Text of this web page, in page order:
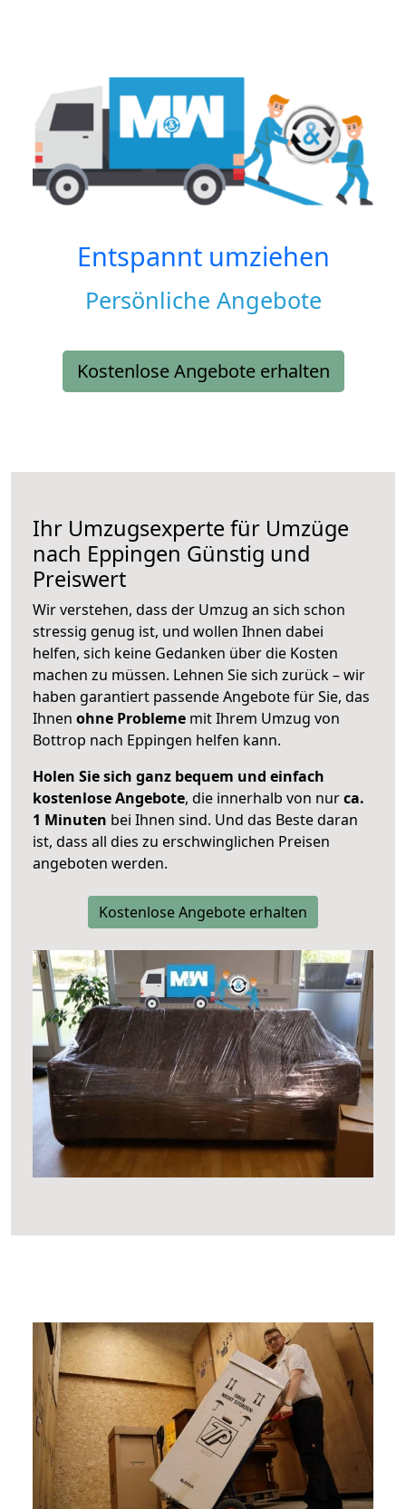
Entspannt umziehen
Persönliche Angebote
Kostenlose Angebote erhalten
Ihr Umzugsexperte für Umzüge
nach Eppingen Günstig und
Preiswert
Wir verstehen, dass der Umzug an sich schon
stressig genug ist, und wollen Ihnen dabei
helfen, sich keine Gedanken über die Kosten
machen zu müssen. Lehnen Sie sich zurück – wir
haben garantiert passende Angebote für Sie, das
Ihnen ohne Probleme mit Ihrem Umzug von
Bottrop nach Eppingen helfen kann.
Holen Sie sich ganz bequem und einfach
kostenlose Angebote, die innerhalb von nurca.
1 Minuten bei Ihnen sind. Und das Beste daran
ist, dass all dies zu erschwinglichen Preisen
angeboten werden.
Kostenlose Angebote erhalten